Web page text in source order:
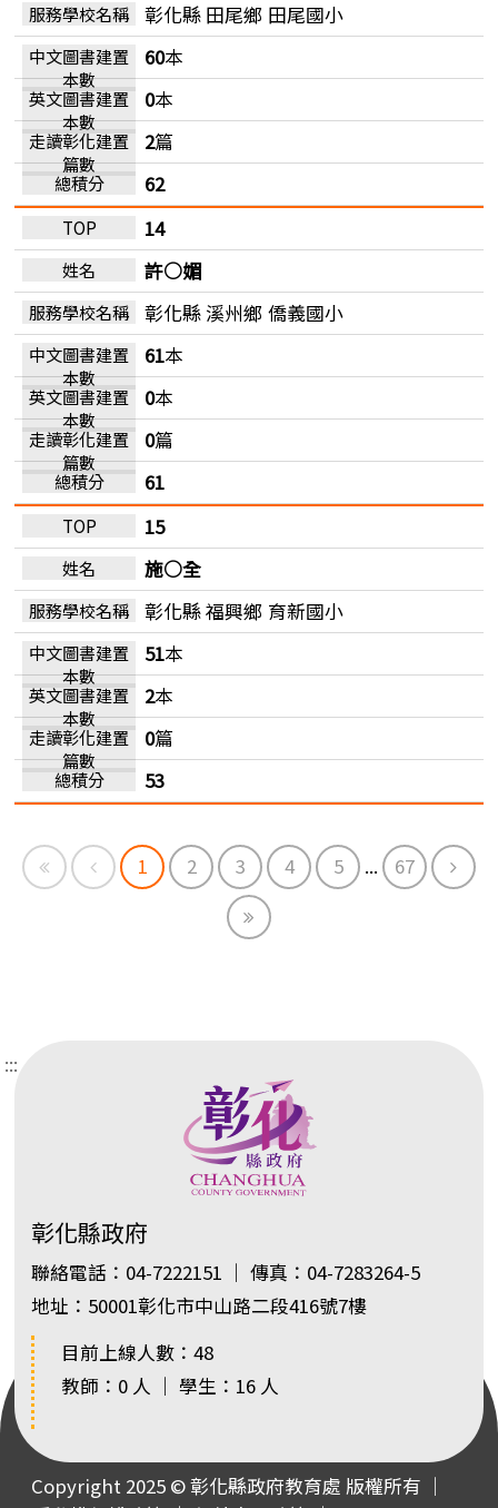
彰化縣 田尾鄉 田尾國小
60本
0本
2篇
62
14
許○媚
彰化縣 溪州鄉 僑義國小
61本
0本
0篇
61
15
施○全
彰化縣 福興鄉 育新國小
51本
2本
0篇
53
First Previous
1 2 3 4 5 ... 67
Next
End
:::
彰化縣政府
聯絡電話：04-7222151 ｜ 傳真：04-7283264-5
地址：50001彰化市中山路二段416號7樓
目前上線人數：48
教師：0 人 ｜ 學生：16 人
Copyright 2025 © 彰化縣政府教育處 版權所有 ｜